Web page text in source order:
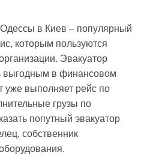
в Киев – популярный
которым пользуются
Эвакуатор
выгодным в финансовом
уже выполняет рейс по
грузы по
попутный эвакуатор
собственник